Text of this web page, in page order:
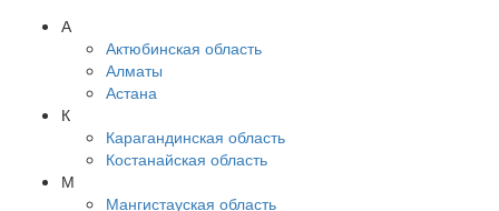
А
Актюбинская область
Алматы
Астана
К
Карагандинская область
Костанайская область
М
Мангистауская область